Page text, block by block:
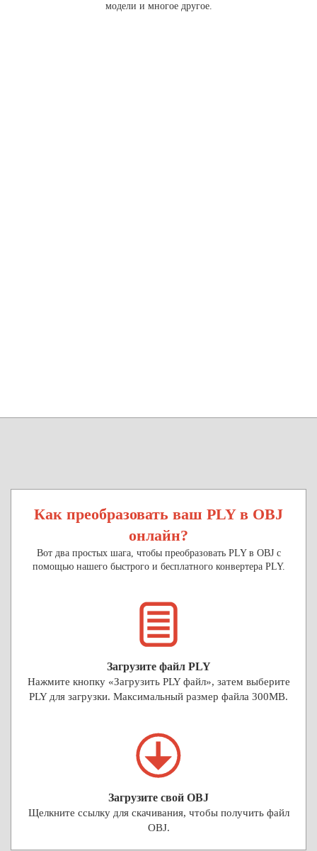
модели и многое другое.
Как преобразовать ваш PLY в OBJ
онлайн?
Вот два простых шага, чтобы преобразовать PLY в OBJ с
помощью нашего быстрого и бесплатного конвертера PLY.
Загрузите файл PLY
Нажмите кнопку «Загрузить PLY файл», затем выберите
PLY для загрузки. Максимальный размер файла 300MB.
Загрузите свой OBJ
Щелкните ссылку для скачивания, чтобы получить файл
OBJ.